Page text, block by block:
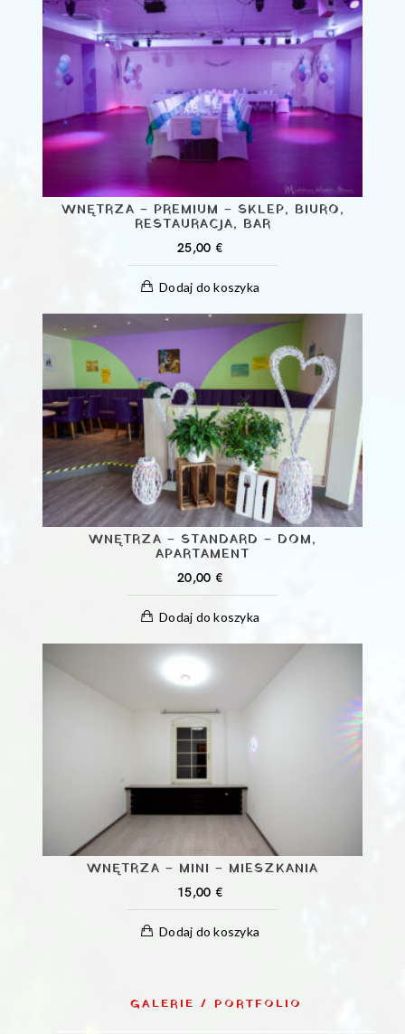
WNĘTRZA – PREMIUM – SKLEP, BIURO,
RESTAURACJA, BAR
25,00 €
Dodaj do koszyka
WNĘTRZA – STANDARD – DOM,
APARTAMENT
20,00 €
Dodaj do koszyka
WNĘTRZA – MINI – MIESZKANIA
15,00 €
Dodaj do koszyka
GALERIE / PORTFOLIO